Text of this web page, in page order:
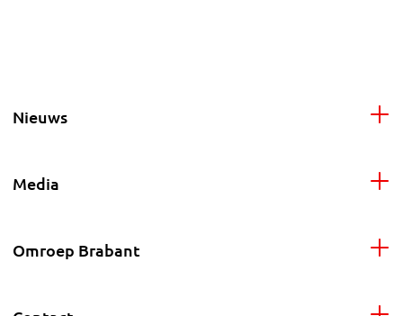
Nieuws
Media
Omroep Brabant